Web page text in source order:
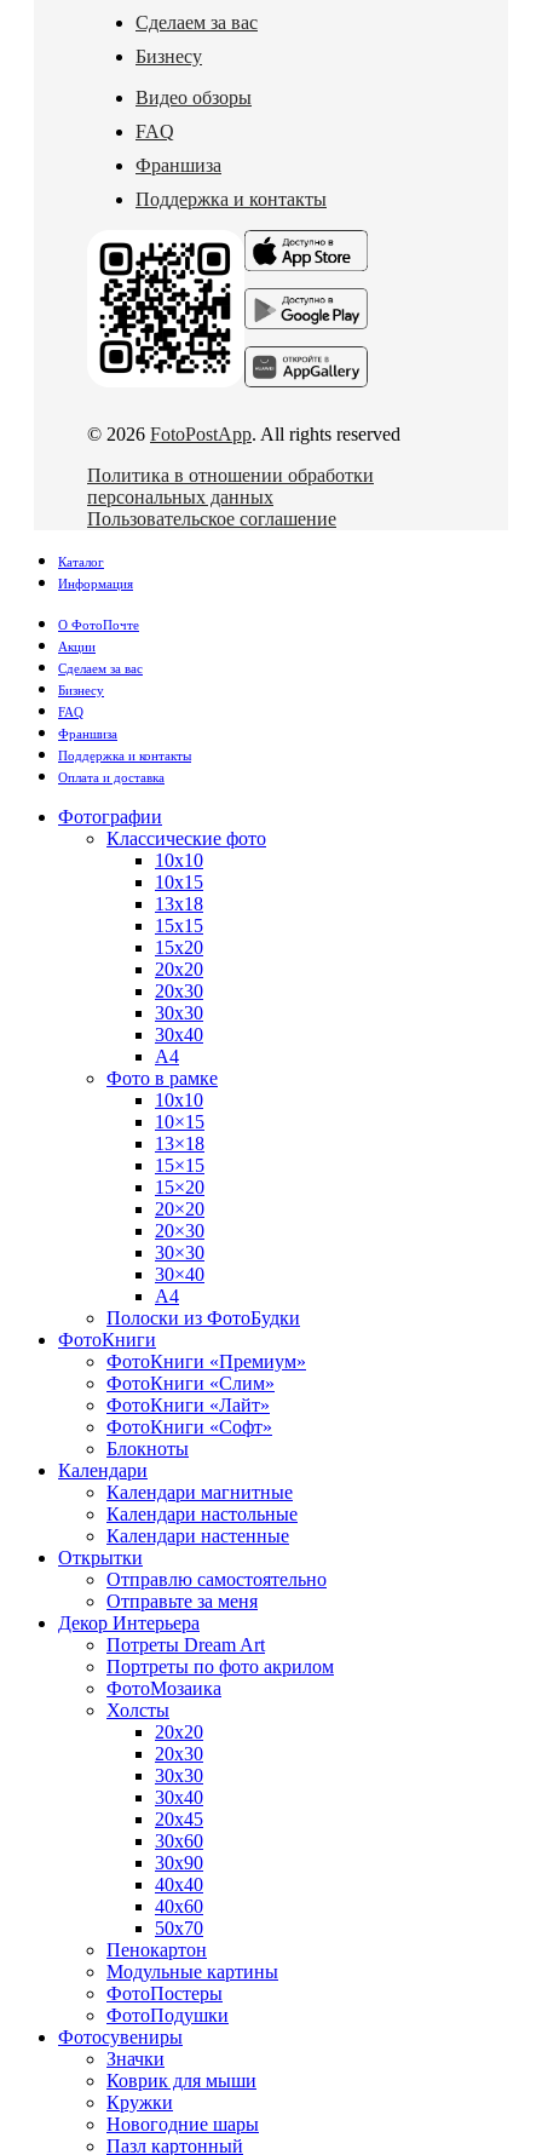
Сделаем за вас
Бизнесу
Видео обзоры
FAQ
Франшиза
Поддержка и контакты
© 2026 FotoPostApp. All rights reserved
Политика в отношении обработки
персональных данных
Пользовательское соглашение
Каталог
Информация
О ФотоПочте
Акции
Сделаем за вас
Бизнесу
FAQ
Франшиза
Поддержка и контакты
Оплата и доставка
Фотографии
Классические фото
10х10
10х15
13х18
15х15
15х20
20х20
20х30
30х30
30х40
А4
Фото в рамке
10х10
10×15
13×18
15×15
15×20
20×20
20×30
30×30
30×40
A4
Полоски из ФотоБудки
ФотоКниги
ФотоКниги «Премиум»
ФотоКниги «Слим»
ФотоКниги «Лайт»
ФотоКниги «Софт»
Блокноты
Календари
Календари магнитные
Календари настольные
Календари настенные
Открытки
Отправлю самостоятельно
Отправьте за меня
Декор Интерьера
Потреты Dream Art
Портреты по фото акрилом
ФотоМозаика
Холсты
20х20
20х30
30х30
30х40
20х45
30х60
30х90
40х40
40х60
50х70
Пенокартон
Модульные картины
ФотоПостеры
ФотоПодушки
Фотоcувениры
Значки
Коврик для мыши
Кружки
Новогодние шары
Пазл картонный